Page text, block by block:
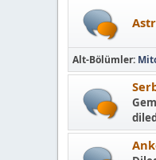
Alt-Bölümler